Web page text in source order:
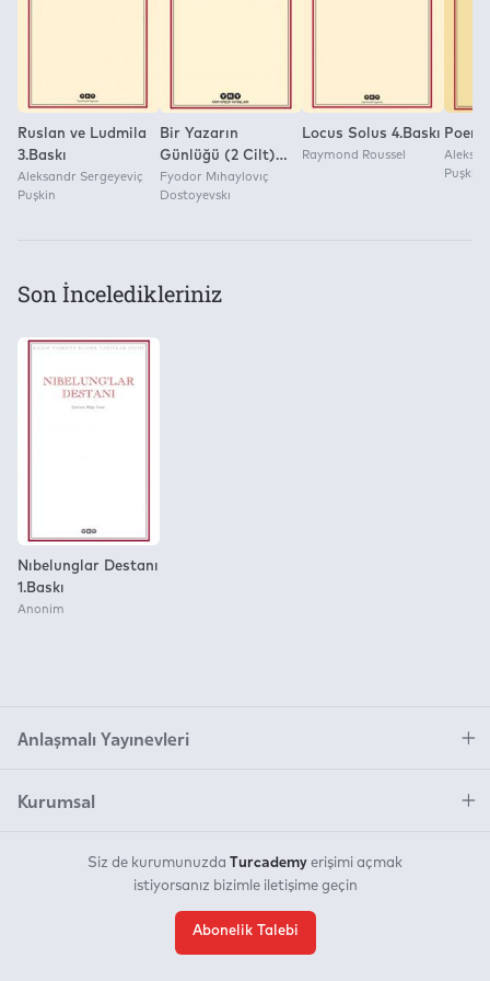
Ruslan ve Ludmila
3.Baskı
Aleksandr Sergeyeviç
Puşkin
Bir Yazarın
Günlüğü (2 Cilt)
5.Baskı
Fyodor Mıhaylovıç
Dostoyevskı
Locus Solus 4.Baskı
Raymond Roussel
Puşkin
Son İnceledikleriniz
Nıbelunglar Destanı
1.Baskı
Anonim
Anlaşmalı Yayınevleri
Kurumsal
Siz de kurumunuzda Turcademy erişimi açmak
istiyorsanız bizimle iletişime geçin
Abonelik Talebi